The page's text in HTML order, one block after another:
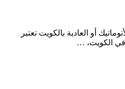
أو العادية بالكويت تعتبر
في الكويت، …